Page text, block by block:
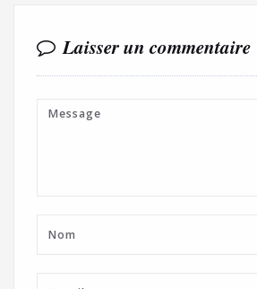
Laisser un commentaire